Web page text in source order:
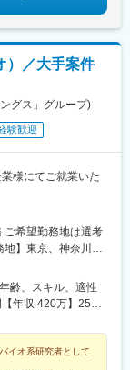
）／大手案件
グス」グループ)
験歓迎
様にてご就業いた
ご希望勤務地は選考
】東京、神奈川、
ルを伸ばしたい方
お聞かせくださ
齢、スキル、適性
年収 420万】25歳
イオ系研究者として